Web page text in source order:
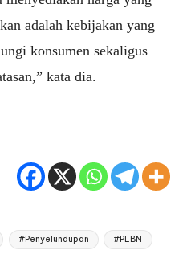
adalah kebijakan yang
konsumen sekaligus
kata dia.
#Penyelundupan #PLBN